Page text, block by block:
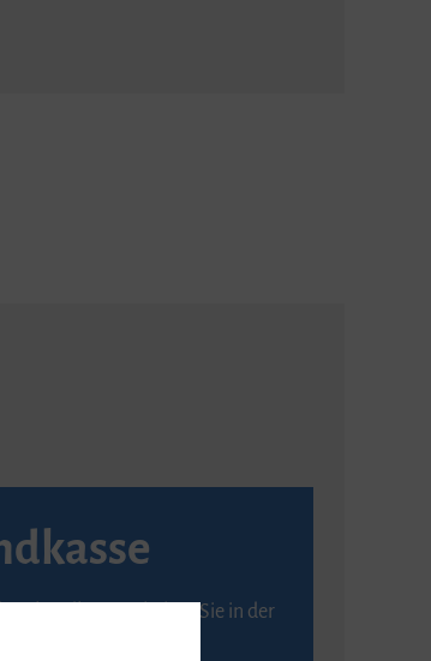
Abendkasse erhalten Sie in der